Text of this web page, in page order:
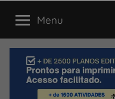
ESCOLA
um
portal
direcionado
compartilhamento
Menu